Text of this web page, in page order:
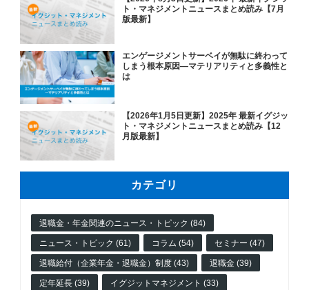
ト・マネジメントニュースまとめ読み【7月
版最新】
エンゲージメントサーベイが無駄に終わって
しまう根本原因―マテリアリティと多義性と
は
【2026年1月5日更新】2025年 最新イグジッ
ト・マネジメントニュースまとめ読み【12
月版最新】
カテゴリ
退職金・年金関連のニュース・トピック (84)
ニュース・トピック (61) コラム (54) セミナー (47)
退職給付（企業年金・退職金）制度 (43) 退職金 (39)
定年延長 (39) イグジットマネジメント (33)